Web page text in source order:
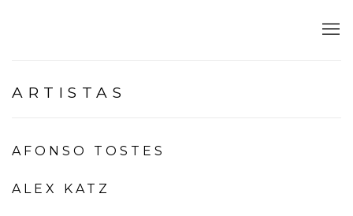
ARTISTAS
AFONSO TOSTES
ALEX KATZ